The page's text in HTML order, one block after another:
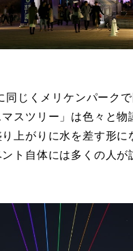
同じくメリケンパーク
マスツリー」は色々と物
上がりに水を差す形に
ト自体には多くの人が